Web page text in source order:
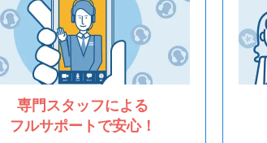
専門スタッフによる
フルサポートで安心！